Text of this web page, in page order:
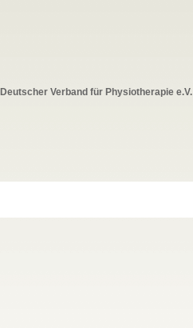
Deutscher Verband für Physiotherapie e.V.